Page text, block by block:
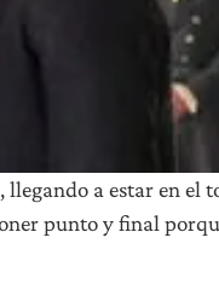
a estar en el
punto y final